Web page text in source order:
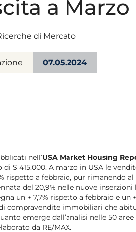
a Marzo
di Mercato
07.05.2024
nell’USA Market Housing
di $ 415.000. A marzo in USA le
rispetto a febbraio, pur rimanendo
del 20,9% nelle nuove
un + 7,7% rispetto a febbraio e un
compravendite immobiliari che
emerge dall’analisi nelle 50
da RE/MAX.